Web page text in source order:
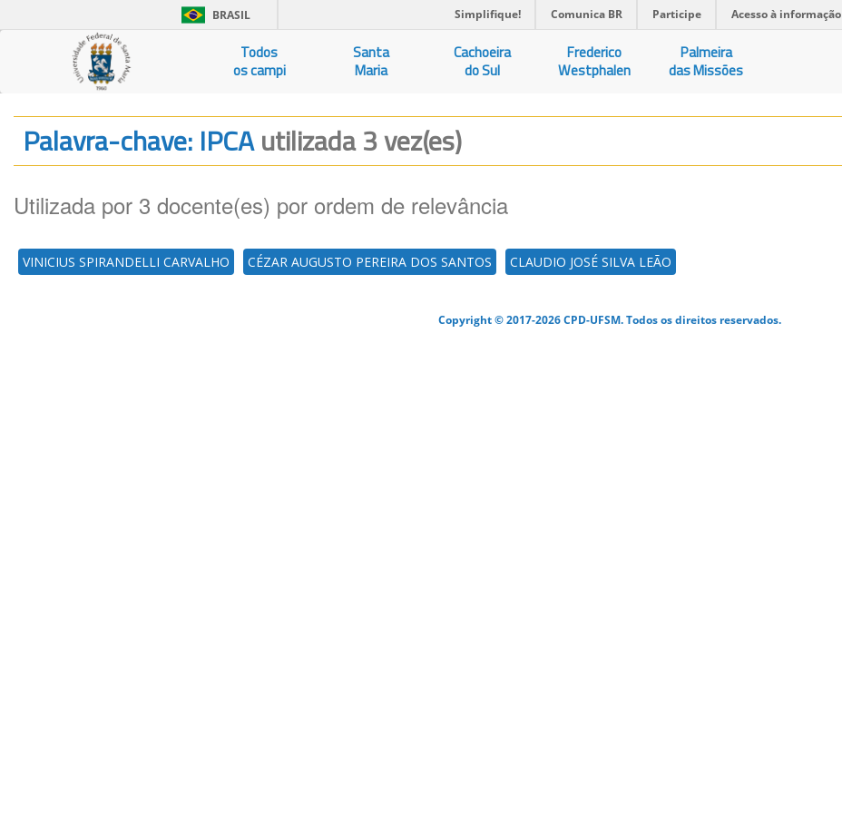
BRASIL Simplifique! Comunica BR Participe Acesso à informação
Todos
os campi
Santa
Maria
Cachoeira
do Sul
Frederico
Westphalen
Palmeira
das Missões
Palavra-chave: IPCAutilizada 3 vez(es)
Utilizada por 3 docente(es) por ordem de relevância
VINICIUS SPIRANDELLI CARVALHO CÉZAR AUGUSTO PEREIRA DOS SANTOS CLAUDIO JOSÉ SILVA LEÃO
Copyright © 2017-2026 CPD-UFSM. Todos os direitos reservados.